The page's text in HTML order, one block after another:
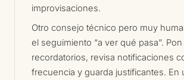
improvisaciones.
Otro consejo técnico pero muy
el seguimiento “a ver qué pasa”. Pon
recordatorios, revisa notificaciones
frecuencia y guarda justificantes. En